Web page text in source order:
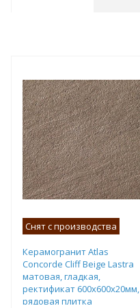
Снят с производства
Керамогранит Atlas
Concorde Cliff Beige Lastra
матовая, гладкая,
ректификат 600х600х20мм,
рядовая плитка